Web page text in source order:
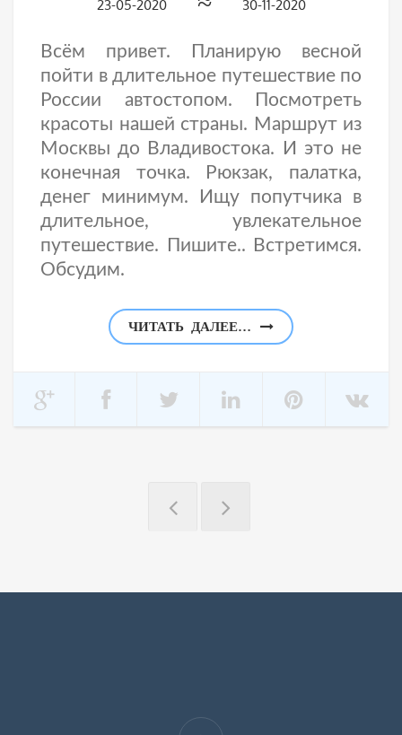
23-05-2020 30-11-2020
Всём привет. Планирую весной
пойти в длительное путешествие по
России автостопом. Посмотреть
красоты нашей страны. Маршрут из
Москвы до Владивостока. И это не
конечная точка. Рюкзак, палатка,
денег минимум. Ищу попутчика в
длительное, увлекательное
путешествие. Пишите.. Встретимся.
Обсудим.
ЧИТАТЬ ДАЛЕЕ…